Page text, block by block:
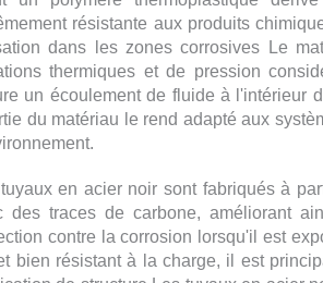
résistante aux produits
dans les zones corrosives Le
thermiques et de pression
un écoulement de fluide à l'intérieur
du matériau le rend adapté aux
en acier noir sont fabriqués à
des traces de carbone, améliorant
contre la corrosion lorsqu'il est
bien résistant à la charge, il est